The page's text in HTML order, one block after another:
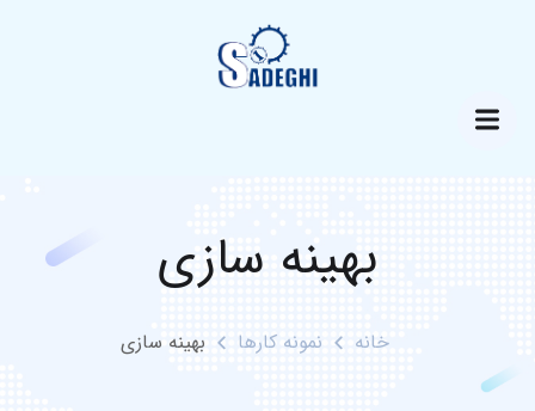
بهینه سازی
خانه نمونه کارها بهینه سازی